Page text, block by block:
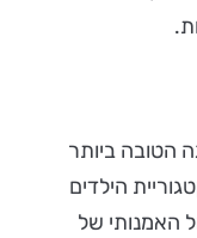
הטובה ביותר
הילדים
האמנותי של